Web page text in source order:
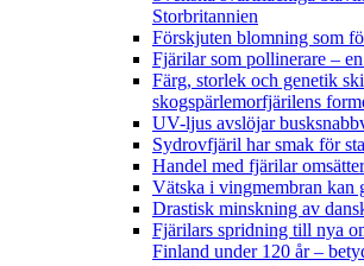
Storbritannien
Förskjuten blomning som
Fjärilar som pollinerare –
Färg, storlek och genetik
skogspärlemorfjärilens
UV-ljus avslöjar
Sydrovfjäril har smak för
Handel med fjärilar
Vätska i vingmembran kan
Drastisk minskning av
Fjärilars spridning till nya
Finland under 120 år–